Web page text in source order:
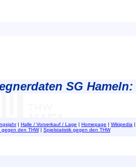
SG Hameln:
| Halle / Vorverkauf / Lage | Homepage | Wikipedia
gegen den THW| Spielstatistik gegen den THW